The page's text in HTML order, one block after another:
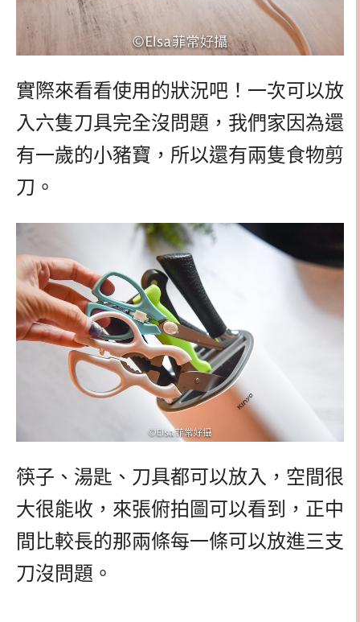
實際來看看使用的狀況吧！一次可以放
入六隻刀具完全沒問題，我們家因為還
有一歲的小豬寶，所以還有兩隻食物剪
刀。
筷子、湯匙、刀具都可以放入，空間很
大很能收，來張俯拍圖可以看到，正中
間比較長的那兩條每一條可以放進三支
刀沒問題。